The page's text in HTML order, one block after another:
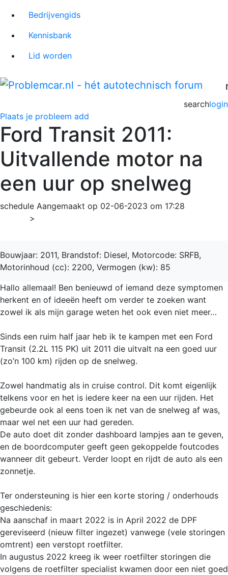
Bedrijvengids
Kennisbank
Lid worden
login
search
Plaats je probleem add
Ford Transit 2011:
Uitvallende motor na
een uur op snelweg
schedule Aangemaakt op 02-06-2023 om 17:28
>
Bouwjaar: 2011, Brandstof: Diesel, Motorcode: SRFB,
Motorinhoud (cc): 2200, Vermogen (kw): 85
Hallo allemaal! Ben benieuwd of iemand deze symptomen
herkent en of ideeën heeft om verder te zoeken want
zowel ik als mijn garage weten het ook even niet meer…
Sinds een ruim half jaar heb ik te kampen met een Ford
Transit (2.2L 115 PK) uit 2011 die uitvalt na een goed uur
(zo’n 100 km) rijden op de snelweg.
Zowel handmatig als in cruise control. Dit komt eigenlijk
telkens voor en het is iedere keer na een uur rijden. Het
gebeurde ook al eens toen ik net van de snelweg af was,
maar wel net een uur had gereden.
De auto doet dit zonder dashboard lampjes aan te geven,
en de boordcomputer geeft geen gekoppelde foutcodes
wanneer dit gebeurt. Verder loopt en rijdt de auto als een
zonnetje.
Ter ondersteuning is hier een korte storing / onderhouds
geschiedenis:
Na aanschaf in maart 2022 is in April 2022 de DPF
gereviseerd (nieuw filter ingezet) vanwege (vele storingen
omtrent) een verstopt roetfilter.
In augustus 2022 kreeg ik weer roetfilter storingen die
volgens de roetfilter specialist kwamen door een niet goed